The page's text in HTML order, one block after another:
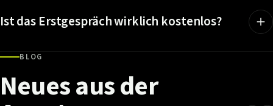
Ist das Erstgespräch wirklich kostenlos?
BLOG
Neuesausder